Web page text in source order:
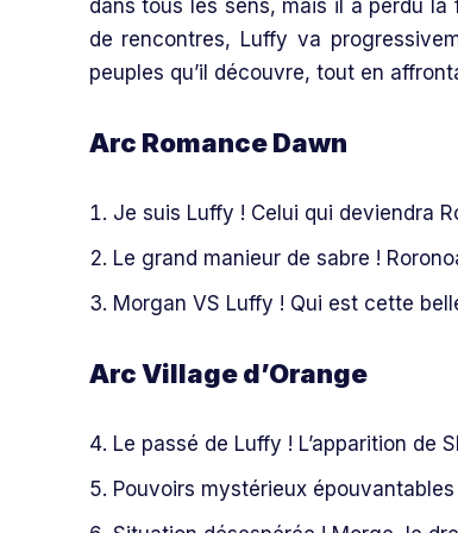
dans tous les sens, mais il a perdu
de rencontres, Luffy va
peuples qu’il découvre, tout en
Arc Romance Dawn
Je suis Luffy ! Celui qui deviendra
Le grand manieur de sabre !
Morgan VS Luffy ! Qui est cette
Arc Village d’Orange
Le passé de Luffy ! L’apparition de
Pouvoirs mystérieux